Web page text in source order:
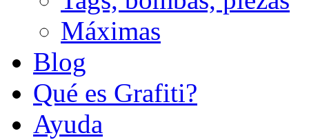
Máximas
Blog
Qué es Grafiti?
Ayuda